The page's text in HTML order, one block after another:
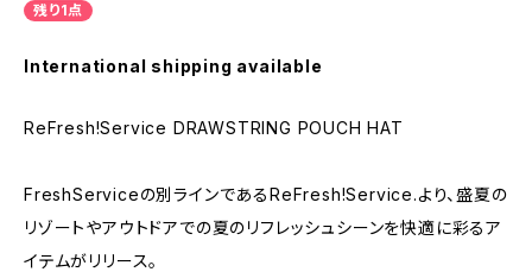
残り1点
International shipping available
ReFresh!Service DRAWSTRING POUCH HAT
FreshServiceの別ラインであるReFresh!Service.より、盛夏の
リゾートやアウトドアでの夏のリフレッシュシーンを快適に彩るア
イテムがリリース。